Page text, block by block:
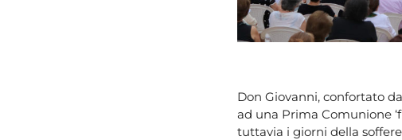
Don Giovanni, confortato
ad una Prima Comunione
tuttavia i giorni della